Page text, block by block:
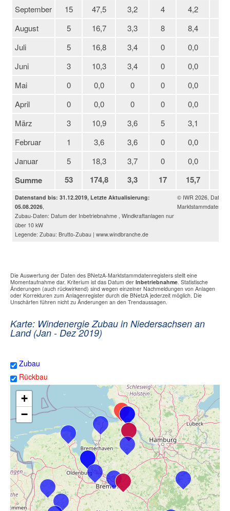
September
15 47,5 3,2 4 4,2
August
5 16,7 3,3 8 8,4
Juli
5 16,8 3,4 0 0,0
Juni
3 10,3 3,4 0 0,0
Mai
0 0,0 0 0 0,0
April
0 0,0 0 0 0,0
März
3 10,9 3,6 5 3,1
Februar
1 3,6 3,6 0 0,0
Januar
5 18,3 3,7 0 0,0
Summe 53 174,8 3,3 17 15,7
Datenstand bis: 31.12.2019, Letzte Aktualisierung:
05.08.2026
Zubau-Daten: Datum der Inbetriebnahme , Windkraftanlagen nur
über 10 kW
Legende: Zubau: Brutto-Zubau | www.windbranche.de
© IWR 2026, Daten:
Die Auswertung der Daten des BNetzA-Marktstammdatenregisters stellt eine
Momentaufnahme dar. Kriterium ist das Datum der Inbetriebnahme . Statistische
Änderungen (auch rückwirkend) sind wegen einzelner Nachmeldungen von Anlagen
oder Korrekturen zum Anlagenregister durch die BNetzA jederzeit möglich. Die
Unschärfen führen nicht zu Änderungen an den Trendaussagen.
Karte: Windenergie Zubau in Niedersachsen an
Land (Jan - Dez 2019)
Zubau
Rückbau
+
−